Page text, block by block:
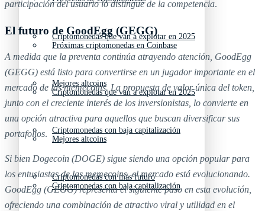
Criptomonedas que van a explotar en 2025
Mejores altcoins
Criptomonedas con baja capitalización
Criptomonedas con más futuro
Próximas criptomonedas en Coinbase
Criptomonedas que van a explotar en 2025
Mejores altcoins
Criptomonedas con baja capitalización
participación del usuario lo distingue de la competencia.
El futuro de GoodEgg (GEGG)
A medida que la preventa continúa atrayendo atención, GoodEgg
(GEGG) está listo para convertirse en un jugador importante en el
mercado de las memecoins. La propuesta de valor única del token,
junto con el creciente interés de los inversionistas, lo convierte en
una opción atractiva para aquellos que buscan diversificar sus
portafolios.
Si bien Dogecoin (DOGE) sigue siendo una opción popular para
los entusiastas de las memecoins, el mercado está evolucionando.
GoodEgg (GEGG) representa el siguiente paso en esta evolución,
ofreciendo una combinación de atractivo viral y utilidad en el